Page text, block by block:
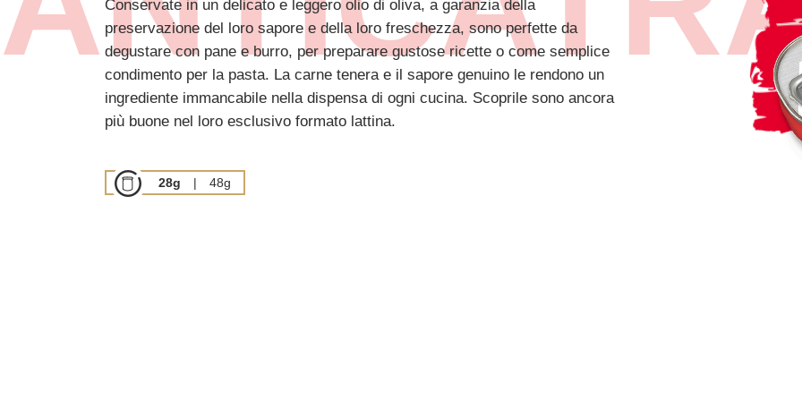
Conservate in un delicato e leggero olio di oliva, a garanzia della
preservazione del loro sapore e della loro freschezza, sono perfette da
degustare con pane e burro, per preparare gustose ricette o come semplice
condimento per la pasta. La carne tenera e il sapore genuino le rendono un
ingrediente immancabile nella dispensa di ogni cucina. Scoprile sono ancora
più buone nel loro esclusivo formato lattina.
28g | 48g